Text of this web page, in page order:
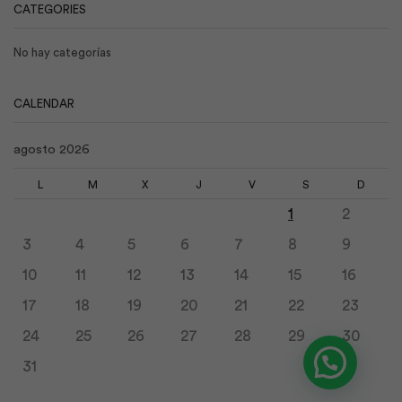
CATEGORIES
No hay categorías
CALENDAR
agosto 2026
M X J V S D
1
2
3
4 5 6 7 8
9
10
11 12 13 14 15
16
17
18 19 20 21 22
23
24
25 26 27 28 29
30
31